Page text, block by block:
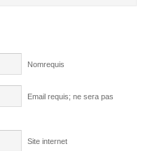
Nomrequis
Email requis; ne sera pas
Site internet